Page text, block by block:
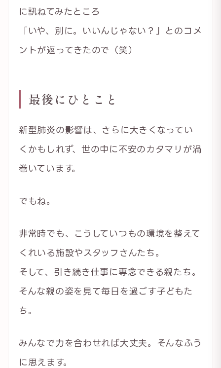
に訊ねてみたところ
「いや、別に。いいんじゃない？」とのコメ
ントが返ってきたので（笑）
最後にひとこと
新型肺炎の影響は、さらに大きくなってい
くかもしれず、世の中に不安のカタマリが渦
巻いています。
でもね。
非常時でも、こうしていつもの環境を整えて
くれいる施設やスタッフさんたち。
そして、引き続き仕事に専念できる親たち。
そんな親の姿を見て毎日を過ごす子どもた
ち。
みんなで力を合わせれば大丈夫。そんなふう
に思えます。